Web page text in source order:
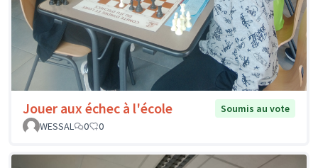
Jouer aux échec à l'école
Soumis au vote
WESSAL
0 0